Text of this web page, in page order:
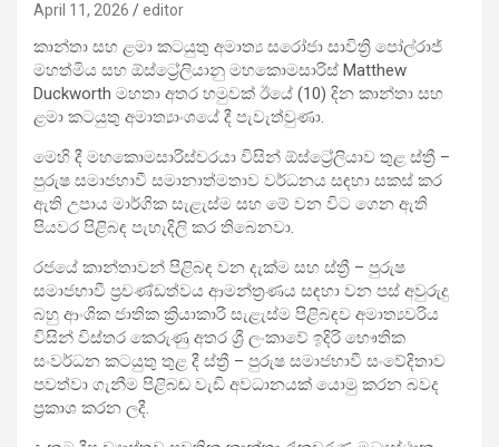
April 11, 2026 editor
කාන්තා සහ ළමා කටයුතු අමාත්‍ය සරෝජා සාවිත්‍රි පෝල්රාජ්
මහත්මිය සහ ඕස්ට්‍රේලියානු මහකොමසාරිස් Matthew
Duckworth මහතා අතර හමුවක් ඊයේ (10) දින කාන්තා සහ
ළමා කටයුතු අමාත්‍යාංශයේ දී පැවැත්වුණා.
මෙහි දී මහකොමසාරිස්වරයා විසින් ඕස්ට්‍රේලියාව තුළ ස්ත්‍රී –
පුරුෂ සමාජභාවී සමානාත්මතාව වර්ධනය සඳහා සකස් කර
ඇති උපාය මාර්ගික සැළැස්ම සහ මේ වන විට ගෙන ඇති
පියවර පිළිබඳ පැහැදිලි කර තිබෙනවා.
රජයේ කාන්තාවන් පිළිබඳ වන දැක්ම සහ ස්ත්‍රී – පුරුෂ
සමාජභාවී ප්‍රචණ්ඩත්වය ආමන්ත්‍රණය සඳහා වන පස් අවුරුදු
බහු ආංශික ජාතික ක්‍රියාකාරී සැළැස්ම පිළිබඳව අමාත්‍යවරිය
විසින් විස්තර කෙරුණු අතර ශ්‍රී ලංකාවේ ඉදිරි භෞතික
සංවර්ධන කටයුතු තුළ දී ස්ත්‍රී – පුරුෂ සමාජභාවී සංවේදිතාව
පවත්වා ගැනීම පිළිබඬ වැඩි අවධානයක් යොමු කරන බවද
ප්‍රකාශ කරන ලදී.